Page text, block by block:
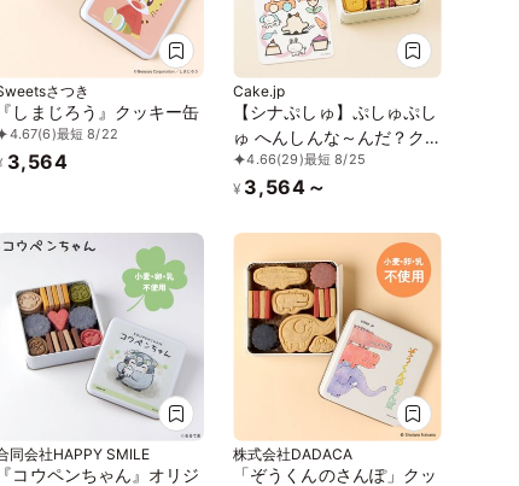
さつき
『しまじろう』クッキー缶
4.67(6)最短 8/22
3,564
Cake.jp
【シナぷしゅ】ぷしゅぷし
ゅ へんしんな～んだ？ク
ッキー缶
4.66(29)最短 8/25
¥ 3,564～
同会社HAPPY SMILE
『コウペンちゃん』オリジ
株式会社DADACA
「ぞうくんのさんぽ」クッ